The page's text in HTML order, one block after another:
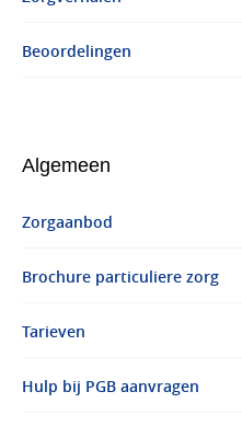
Beoordelingen
Algemeen
Zorgaanbod
Brochure particuliere zorg
Tarieven
Hulp bij PGB aanvragen